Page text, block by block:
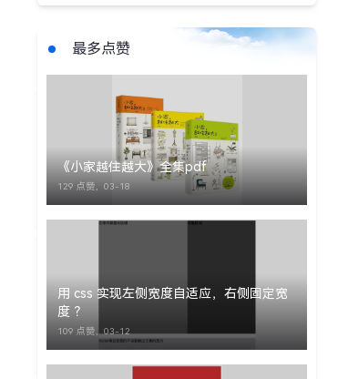
最多点赞
《小家越住越大》全集pdf
129 点赞， 03-18
用 css 实现左侧宽度自适应，右侧固定宽
度 ？
109 点赞， 03-12